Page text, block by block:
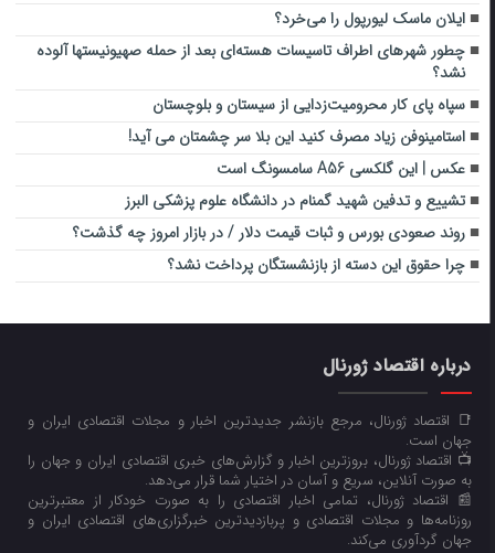
ایلان ماسک لیورپول را می‌خرد؟
چطور شهرهای اطراف تاسیسات هسته‌ای بعد از حمله صهیونیستها آلوده
نشد؟
سپاه پای کار محرومیت‌زدایی از سیستان و بلوچستان
استامینوفن زیاد مصرف کنید این بلا سر چشمتان می آید!
عکس | این گلکسی A56 سامسونگ است
تشییع و تدفین شهید گمنام در دانشگاه علوم پزشکی البرز
روند صعودی بورس و ثبات قیمت دلار / در بازار امروز چه گذشت؟
چرا حقوق این دسته از بازنشستگان پرداخت نشد؟
درباره اقتصاد ژورنال
📑 اقتصاد ژورنال، مرجع بازنشر جدیدترین اخبار و مجلات اقتصادی ایران و
جهان است.
📺 اقتصاد ژورنال، بروزترین اخبار و گزارش‌های خبری اقتصادی ایران و جهان را
به صورت آنلاین، سریع و آسان در اختیار شما قرار می‌‌دهد.
📰 اقتصاد ژورنال، تمامی اخبار اقتصادی را به صورت خودکار از معتبرترین
روزنامه‌ها و مجلات اقتصادی و پربازدیدترین خبرگزاری‌های اقتصادی ایران و
جهان گردآوری می‌کند.